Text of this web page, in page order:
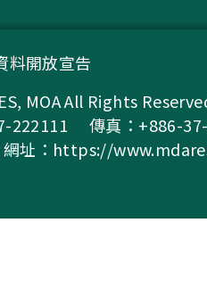
料開放宣告
MOA All Rights
222111 傳真：+886-
網址： https://